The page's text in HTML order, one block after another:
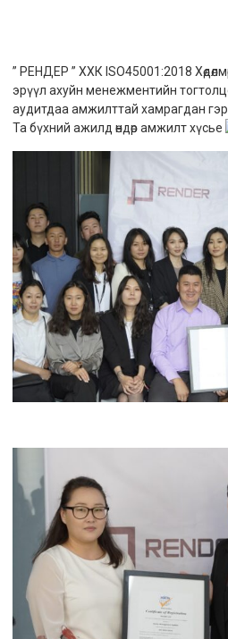
” РЕНДЕР ” ХХК ISO45001:2018
эрүүл ахуйн менежментийн
аудитдаа амжилттай хамрагдан
Та бүхний ажилд өндөр амжилт хүсье